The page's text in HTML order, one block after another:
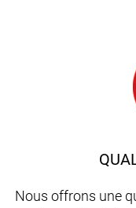
Nous offrons une